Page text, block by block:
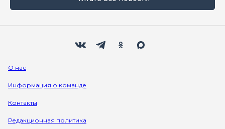
О нас
Информация о команде
Контакты
Редакционная политика